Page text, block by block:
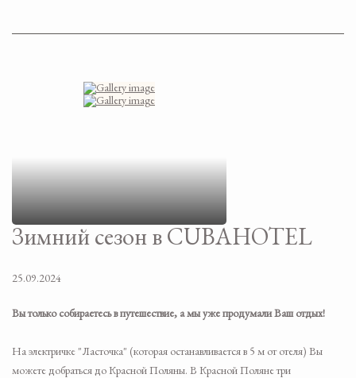
Зимний сезон в CUBAHOTEL
25.09.2024
Вы только собираетесь в путешествие, а мы уже продумали Ваш отдых!
На электричке "Ласточка" (которая останавливается в 5 м от отеля) Вы
можете добраться до Красной Поляны. В Красной Поляне три